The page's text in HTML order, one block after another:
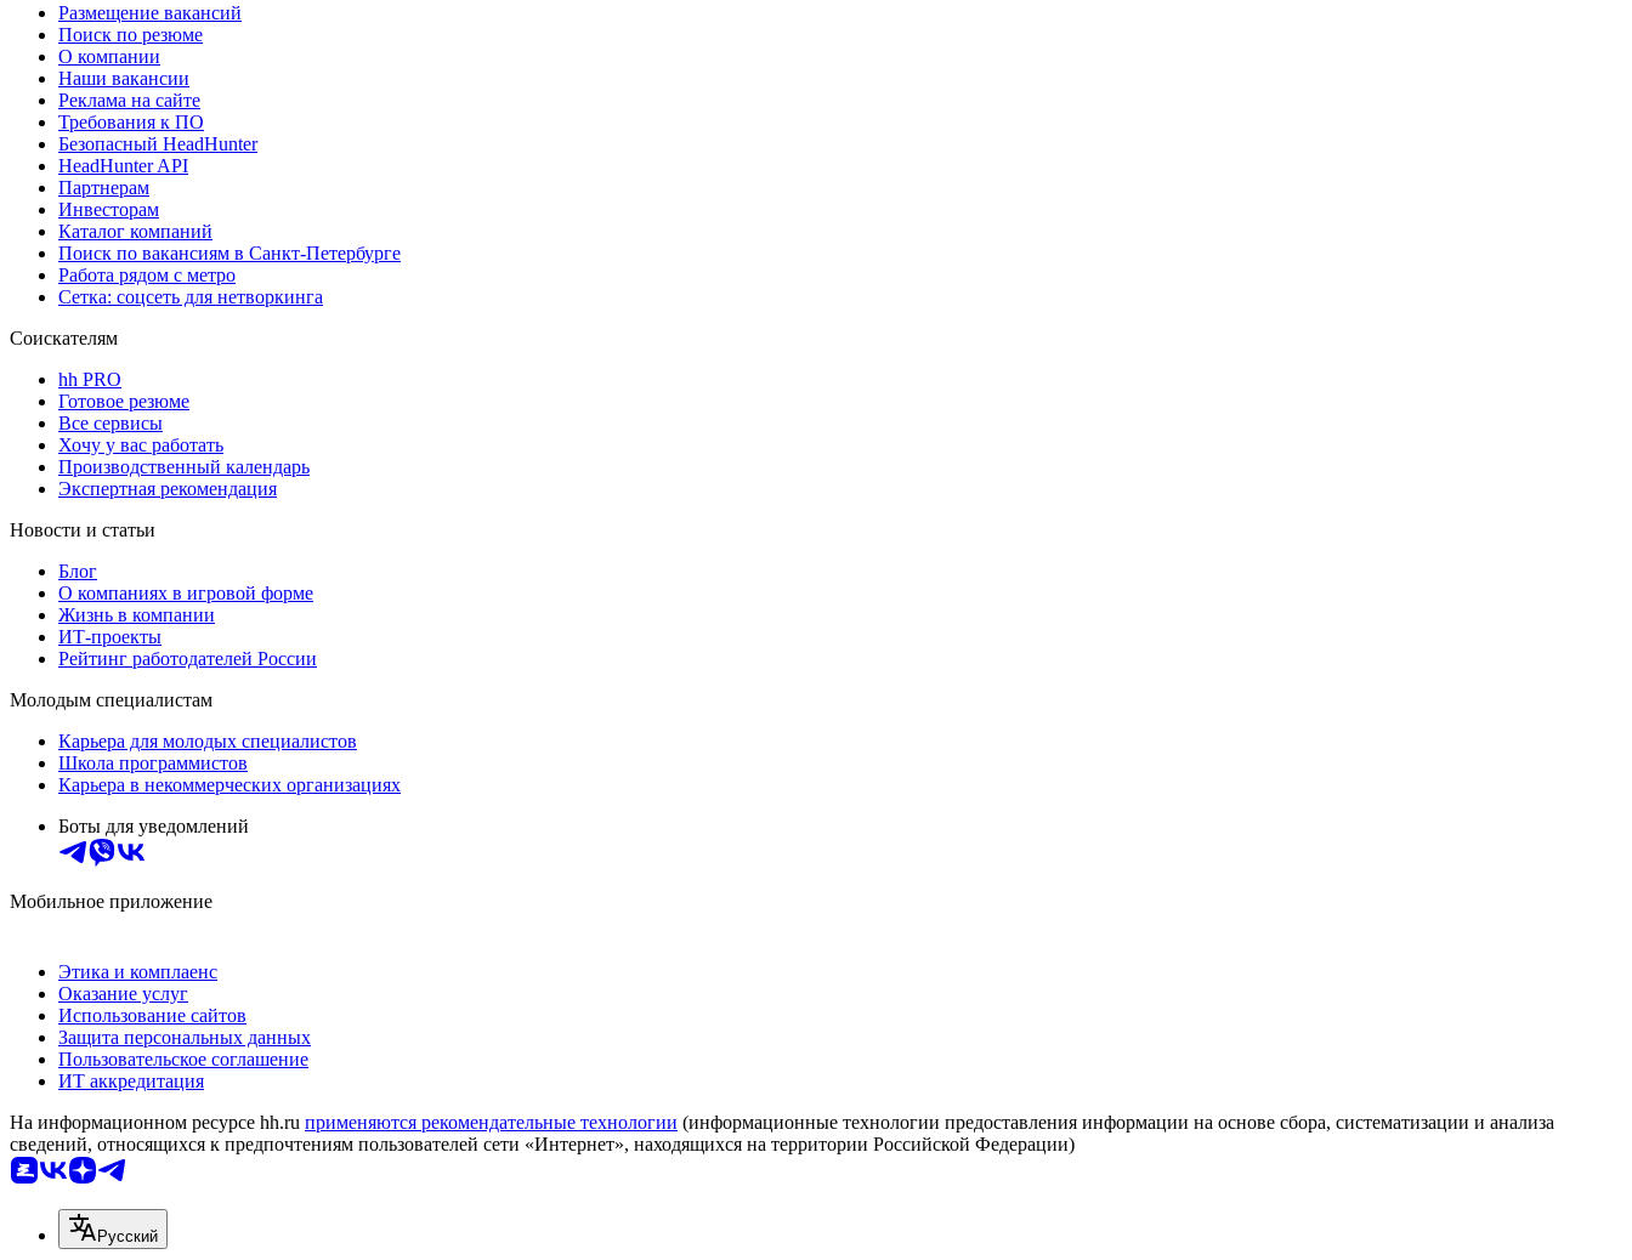
Размещение вакансий
Поиск по резюме
О компании
Наши вакансии
Реклама на сайте
Требования к ПО
Безопасный HeadHunter
HeadHunter API
Партнерам
Инвесторам
Каталог компаний
Поиск по вакансиям в Санкт-Петербурге
Работа рядом с метро
Сетка: соцсеть для нетворкинга
Соискателям
hh PRO
Готовое резюме
Все сервисы
Хочу у вас работать
Производственный календарь
Экспертная рекомендация
Новости и статьи
Блог
О компаниях в игровой форме
Жизнь в компании
ИТ-проекты
Рейтинг работодателей России
Молодым специалистам
Карьера для молодых специалистов
Школа программистов
Карьера в некоммерческих организациях
Боты для уведомлений
Мобильное приложение
Этика и комплаенс
Оказание услуг
Использование сайтов
Защита персональных данных
Пользовательское соглашение
ИТ аккредитация
На информационном ресурсе hh.ru применяются рекомендательные технологии (информационные технологии предоставления информации на основе сбора, систематизации и анализа
сведений, относящихся к предпочтениям пользователей сети «Интернет», находящихся на территории Российской Федерации)
Русский